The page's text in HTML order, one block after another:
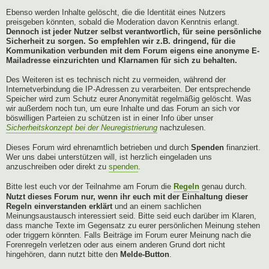
Ebenso werden Inhalte gelöscht, die die Identität eines Nutzers
preisgeben könnten, sobald die Moderation davon Kenntnis erlangt.
Dennoch ist jeder Nutzer selbst verantwortlich, für seine persönliche
Sicherheit zu sorgen. So empfehlen wir z.B. dringend, für die
Kommunikation verbunden mit dem Forum eigens eine anonyme E-
Mailadresse einzurichten und Klarnamen für sich zu behalten.
Des Weiteren ist es technisch nicht zu vermeiden, während der
Internetverbindung die IP-Adressen zu verarbeiten. Der entsprechende
Speicher wird zum Schutz eurer Anonymität regelmäßig gelöscht. Was
wir außerdem noch tun, um eure Inhalte und das Forum an sich vor
böswilligen Parteien zu schützen ist in einer Info über unser
Sicherheitskonzept bei der Neuregistrierung nachzulesen.
Dieses Forum wird ehrenamtlich betrieben und durch Spenden finanziert.
Wer uns dabei unterstützen will, ist herzlich eingeladen uns
anzuschreiben oder direkt zu spenden.
Bitte lest euch vor der Teilnahme am Forum die Regeln genau durch.
Nutzt dieses Forum nur, wenn ihr euch mit der Einhaltung dieser
Regeln einverstanden erklärtund an einem sachlichen
Meinungsaustausch interessiert seid. Bitte seid euch darüber im Klaren,
dass manche Texte im Gegensatz zu eurer persönlichen Meinung stehen
oder triggern könnten. Falls Beiträge im Forum eurer Meinung nach die
Forenregeln verletzen oder aus einem anderen Grund dort nicht
hingehören, dann nutzt bitte den Melde-Button.